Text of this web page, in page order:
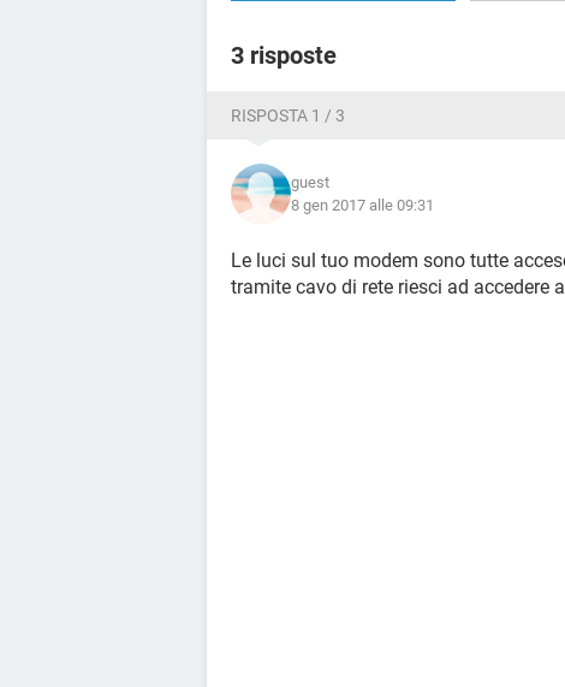
3 risposte
RISPOSTA 1 / 3
guest
8 gen 2017 alle 09:31
Le luci sul tuo modem sono tutte
tramite cavo di rete riesci ad accedere